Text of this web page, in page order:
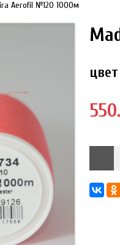
Aerofil №120 1000м